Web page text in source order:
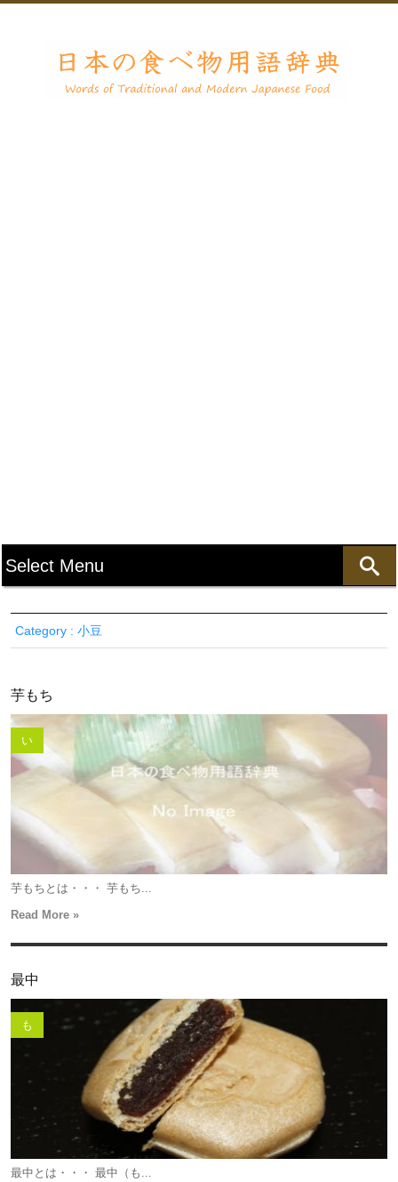
Category : 小豆
芋もち
い
芋もちとは・・・ 芋もち...
Read More »
最中
も
最中とは・・・ 最中（も...